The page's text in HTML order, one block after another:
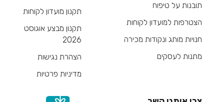
תובנות על טיפוח
הצטרפות למועדון לקוחות
חנויות מותג ונקודות מכירה
מתנות לעסקים
תקנון מועדון לקוחות
תקנון מבצע אוגוסט
2026
הצהרת נגישות
מדיניות פרטיות